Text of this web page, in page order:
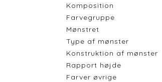
Komposition
Farvegruppe
Mønstret
Type af mønster
Konstruktion af mønster
Rapport højde
Farver øvrige